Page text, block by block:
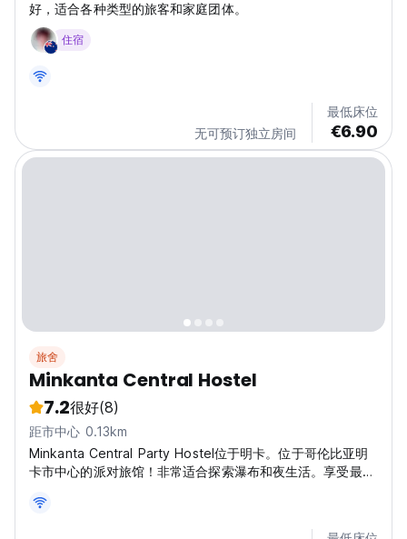
好，适合各种类型的旅客和家庭团体。
住宿
无可预订独立房间
最低床位
€6.90
旅舍
Minkanta Central Hostel
7.2很好(8)
距市中心 0.13km
Minkanta Central Party Hostel位于明卡。位于哥伦比亚明
卡市中心的派对旅馆！非常适合探索瀑布和夜生活。享受最好